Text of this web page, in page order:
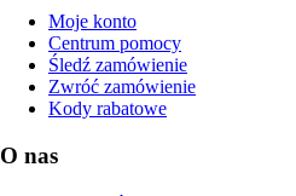
Moje konto
Centrum pomocy
Śledź zamówienie
Zwróć zamówienie
Kody rabatowe
O nas